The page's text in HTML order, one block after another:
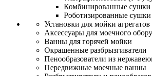
Комбинированные сушки
Роботизированные сушки
Установки для мойки агрегатов
Аксессуары для моечного
Ванны для горячей мойки
Окрашенные разбрызгиватели
Пенообразователи из
Передвижные моечные ванны